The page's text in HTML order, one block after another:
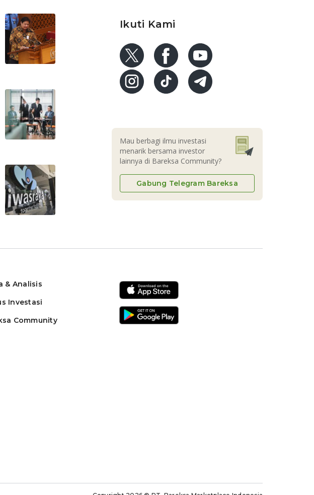
Ikuti Kami
Mau berbagi ilmu investasi
menarik bersama investor
lainnya di Bareksa Community?
Gabung Telegram Bareksa
& Analisis
Investasi
Community